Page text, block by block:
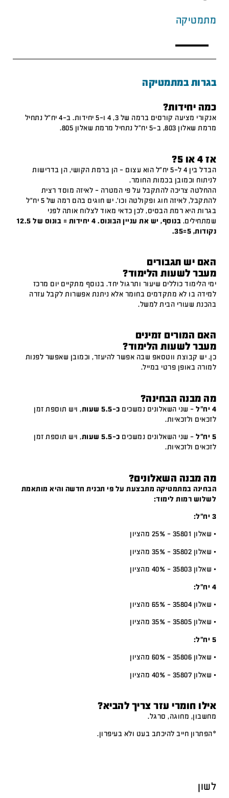
מתמטיקה
בגרות במתמטיקה
כמה יחידות?
אנקורי מציעה קורסים ברמה של 3, 4 ו-5 יחידות. ב-4 יח"ל נתחיל
מרמת שאלון 803, ב-5 יח"ל נתחיל מרמת שאלון 805.
אז 4 או 5?
הבדל בין 4 ל-5 יח"ל הוא עצום – הן ברמת הקושי, הן בדרישות
לניתוח וכמובן בכמות החומר.
ההחלטה צריכה להתקבל על פי המטרה – לאיזה מוסד רצית
להתקבל, לאיזה חוג ופקולטה וכו'. יש חוגים בהם רמה של 5 יח"ל
בגרות היא רמת הבסיס, לכן כדאי מאוד לצלוח אותה לפני
שמתחילים.
בנוסף, יש את עניין הבונוס. 4 יחידות = בונוס של 12.5
נקודות, 5=35.
האם יש תגבורים
מעבר לשעות הלימוד?
ימי הלימוד כוללים שיעור ותרגול יחד. בנוסף מתקיים יום מרכז
למידה בו לא מתקדמים בחומר אלא ניתנת אפשרות לקבל עזרה
בהכנת שעורי הבית למשל.
האם המורים זמינים
מעבר לשעות הלימוד?
כן. יש קבוצת ווטסאפ שבה אפשר להיעזר, וכמובן שאפשר לפנות
למורה באופן פרטי במייל.
מה מבנה הבחינה?
4 יח"ל – שני השאלונים נמשכים כ-5.5 שעות
, ויש תוספת זמן
לזכאים ולזכאיות.
5 יח"ל – שני השאלונים נמשכים כ-5.5 שעות
, ויש תוספת זמן
לזכאים ולזכאיות.
מה מבנה השאלונים?
הבחינה במתמטיקה מתבצעת על פי תכנית חדשה והיא מותאמת
לשלוש רמות לימוד:
3 יח”ל:
• שאלון 35801 – 25% מהציון
• שאלון 35802 – 35% מהציון
• שאלון 35803 – 40% מהציון
4 יח”ל:
• שאלון 35804 – 65% מהציון
• שאלון 35805 – 35% מהציון
5 יח”ל:
• שאלון 35806 – 60% מהציון
• שאלון 35807 – 40% מהציון
אילו חומרי עזר צריך להביא?
מחשבון, מחוגה, סרגל.
*הפתרון חייב להיכתב בעט ולא בעיפרון.
לשון